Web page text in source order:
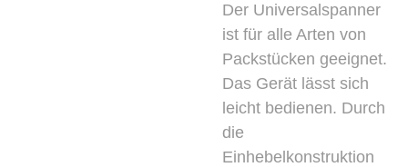
Der Universalspanner
ist für alle Arten von
Packstücken geeignet.
Das Gerät lässt sich
leicht bedienen. Durch
die
Einhebelkonstruktion